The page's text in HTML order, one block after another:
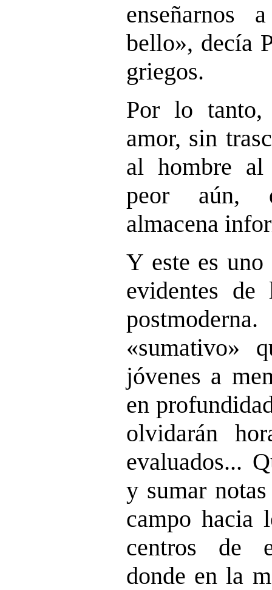
bello», decía
griegos.
Por lo tanto,
amor, sin
al hombre
peor aún,
almacena
Y este es uno
evidentes de
postmoderna.
«sumativo»
jóvenes a
en
olvidarán
evaluados...
y sumar
campo hacia
centros de
donde en la